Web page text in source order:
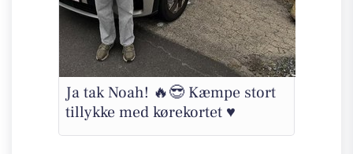
Ja tak Noah! 🔥😎 Kæmpe stort
tillykke med kørekortet ♥️